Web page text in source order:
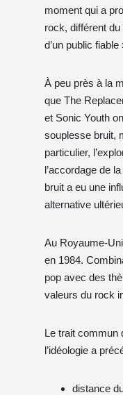
moment qui a
rock, différent
d’un public
À peu près à la
que The
et Sonic Youth
souplesse bruit,
particulier,
l’accordage de
bruit a eu une
alternative
Au Royaume-
en 1984.
pop avec des
valeurs du rock
Le trait commun
l’idéologie a
distance